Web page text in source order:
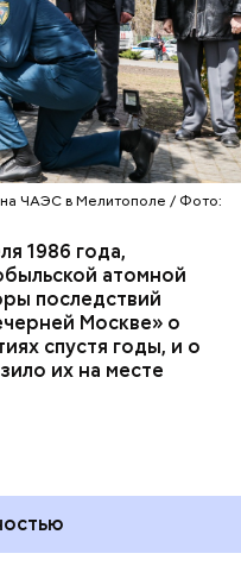
ЧАЭС в Мелитополе / Фото:
1986 года,
атомной
последствий
Москве» о
спустя годы, и о
их на месте
полку
момент, когда
атомной
родился в
принял решение
днями отрок
Патарский, видя
чтецом, а затем и
паломничество в
по просьбе
успокоил